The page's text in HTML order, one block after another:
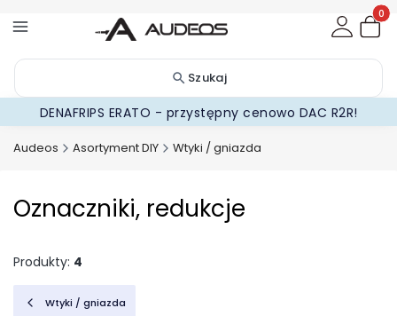
Szukaj
DENAFRIPS ERATO - przystępny cenowo DAC R2R!
Audeos Asortyment DIY Wtyki / gniazda
Oznaczniki, redukcje
Produkty: 4
Wtyki / gniazda